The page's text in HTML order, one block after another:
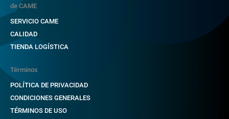
de CAME
SERVICIO CAME
CALIDAD
TIENDA LOGÍSTICA
Términos
POLÍTICA DE PRIVACIDAD
CONDICIONES GENERALES
TÉRMINOS DE USO